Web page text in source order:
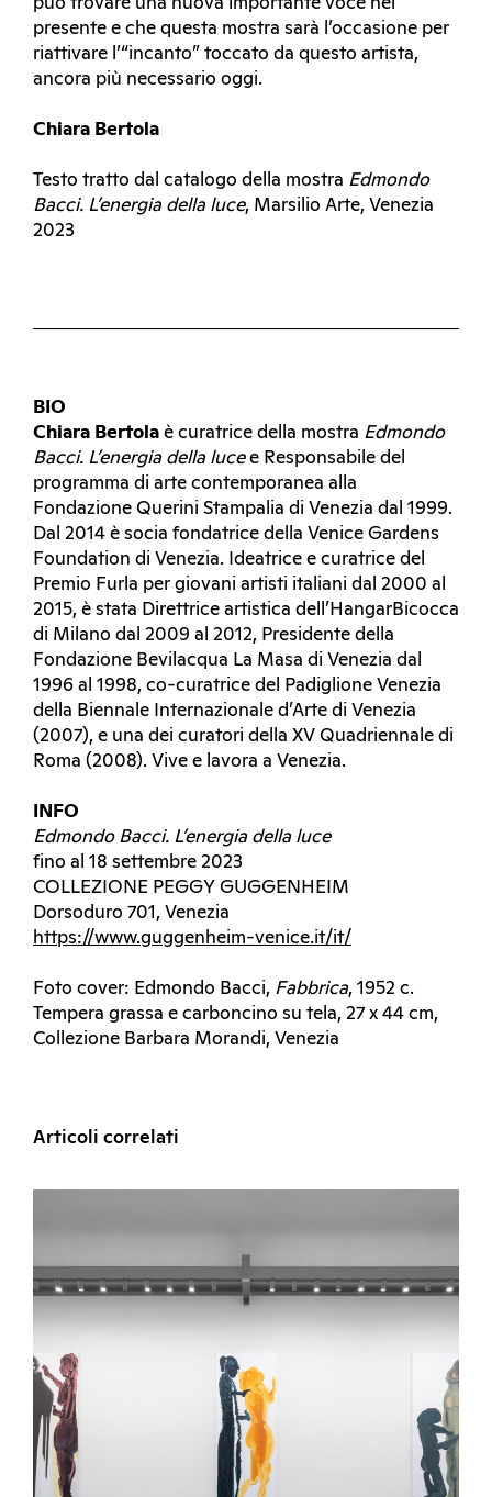
può trovare una nuova importante voce nel
presente e che questa mostra sarà l’occasione per
riattivare l’“incanto” toccato da questo artista,
ancora più necessario oggi.
Chiara Bertola
Testo tratto dal catalogo della mostra Edmondo
Bacci. L’energia della luce, Marsilio Arte, Venezia
2023
BIO
Chiara Bertola è curatrice della mostra Edmondo
Bacci. L’energia della lucee Responsabile del
programma di arte contemporanea alla
Fondazione Querini Stampalia di Venezia dal 1999.
Dal 2014 è socia fondatrice della Venice Gardens
Foundation di Venezia. Ideatrice e curatrice del
Premio Furla per giovani artisti italiani dal 2000 al
2015, è stata Direttrice artistica dell’HangarBicocca
di Milano dal 2009 al 2012, Presidente della
Fondazione Bevilacqua La Masa di Venezia dal
1996 al 1998, co-curatrice del Padiglione Venezia
della Biennale Internazionale d’Arte di Venezia
(2007), e una dei curatori della XV Quadriennale di
Roma (2008). Vive e lavora a Venezia.
INFO
Edmondo Bacci. L’energia della luce
fino al 18 settembre 2023
COLLEZIONE PEGGY GUGGENHEIM
Dorsoduro 701, Venezia
https://www.guggenheim-venice.it/it/
Foto cover: Edmondo Bacci, Fabbrica, 1952 c.
Tempera grassa e carboncino su tela, 27 x 44 cm,
Collezione Barbara Morandi, Venezia
Articoli correlati